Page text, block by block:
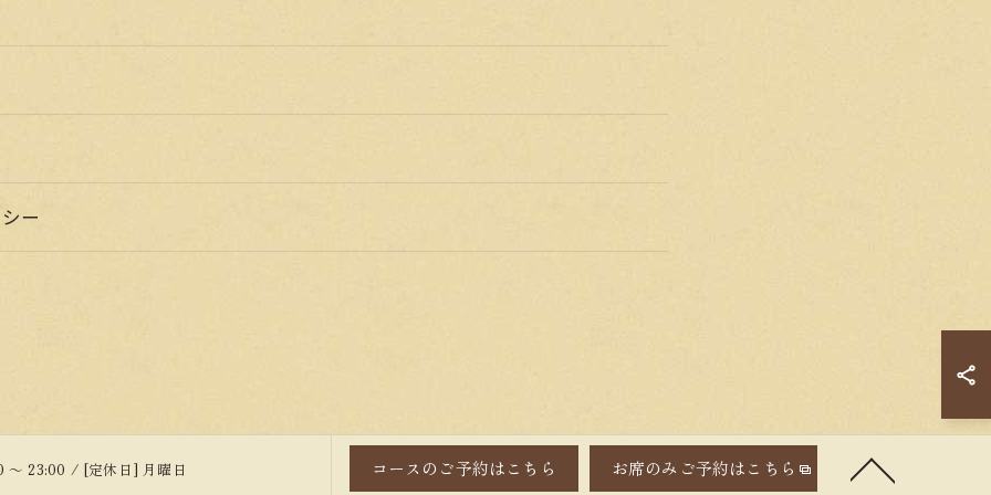
ー
～ 23:00 / [定休日] 月曜日 コースのご予約はこちら お席のみご予約はこちら